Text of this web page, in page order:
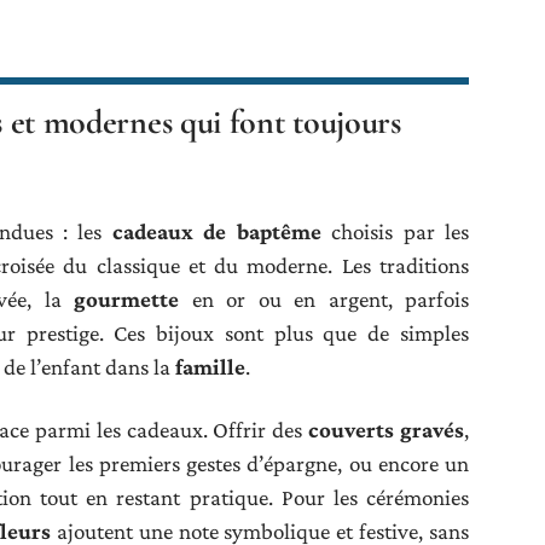
et modernes qui font toujours
: les cadeaux de baptêmechoisis par les
du classique et du moderne. Les traditions
lagourmette en or ou en argent, parfois
prestige. Ces bijoux sont plus que de simples
l’enfant dans la famille.
parmi les cadeaux. Offrir descouverts gravés,
les premiers gestes d’épargne, ou encore un
tout en restant pratique. Pour les cérémonies
ajoutent une note symbolique et festive, sans